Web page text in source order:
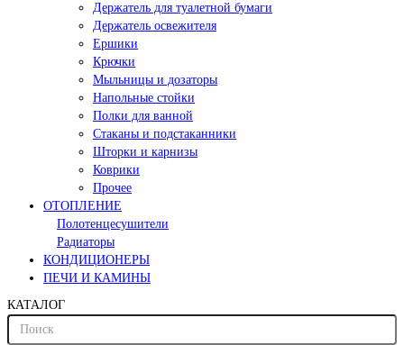
Держатель для туалетной бумаги
Держатель освежителя
Ершики
Крючки
Мыльницы и дозаторы
Напольные стойки
Полки для ванной
Стаканы и подстаканники
Шторки и карнизы
Коврики
Прочее
ОТОПЛЕНИЕ
Полотенцесушители
Радиаторы
КОНДИЦИОНЕРЫ
ПЕЧИ И КАМИНЫ
КАТАЛОГ